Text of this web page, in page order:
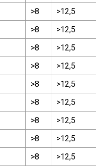
>8 >12,5
>8 >12,5
>8 >12,5
>8 >12,5
>8 >12,5
>8 >12,5
>8 >12,5
>8 >12,5
>8 >12,5